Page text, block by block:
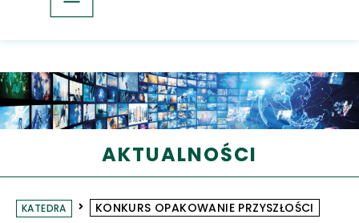
AKTUALNOŚCI
KATEDRA KONKURS OPAKOWANIE PRZYSZŁOŚCI